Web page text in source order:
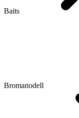
Baits
Bromanodell